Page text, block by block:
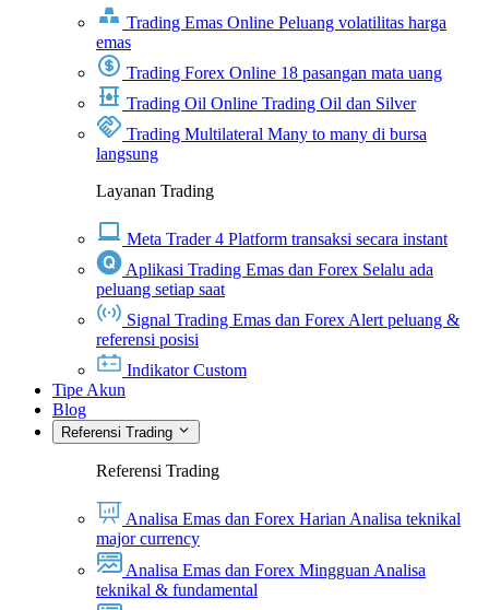
Trading Emas Online Peluang volatilitas harga
emas
Trading Forex Online 18 pasangan mata uang
Trading Oil Online Trading Oil dan Silver
Trading Multilateral Many to many di bursa
langsung
Layanan Trading
Meta Trader 4 Platform transaksi secara instant
Aplikasi Trading Emas dan Forex Selalu ada
peluang setiap saat
Signal Trading Emas dan Forex Alert peluang &
referensi posisi
Indikator Custom
Tipe Akun
Blog
Referensi Trading
Referensi Trading
Analisa Emas dan Forex Harian Analisa teknikal
major currency
Analisa Emas dan Forex Mingguan Analisa
teknikal & fundamental